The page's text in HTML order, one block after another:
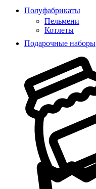
Полуфабрикаты
Пельмени
Котлеты
Подарочные наборы